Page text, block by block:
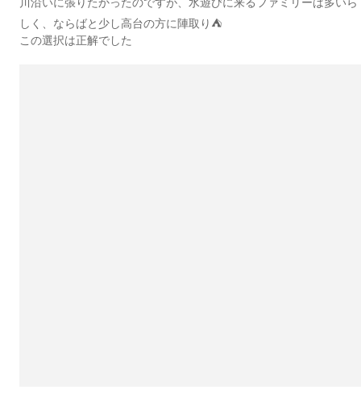
しく、ならばと少し高台の方に陣取り⛺️
この選択は正解でした